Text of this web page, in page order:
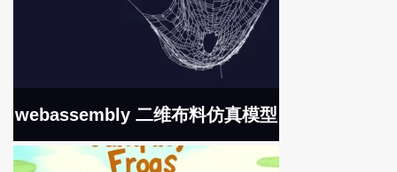
webassembly 二维布料仿真模型